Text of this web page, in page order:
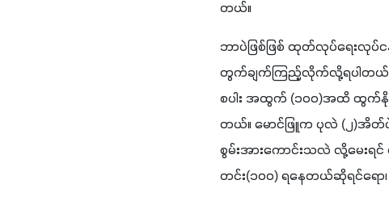
တယ်။
ဘာပဲဖြစ်ဖြစ် ထုတ်လုပ်ရေးလုပ်
တွက်ချက်ကြည့်လိုက်လို့ရပါတယ်။ မ
စပါး အထွက် (၁၀၀)အထိ ထွက်နိုင်
တယ်။ မောင်ဖြူက ပုလဲ (၂)အိတ်ပဲ
စွမ်းအားကောင်းသလဲ လို့မေး
တင်း(၁၀၀) ရနေတယ်ဆိုရင်ရော၊